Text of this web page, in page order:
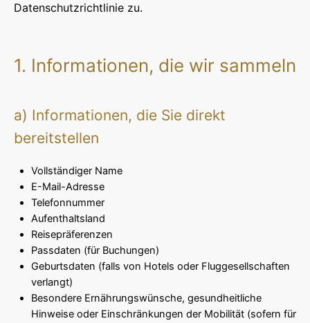
Datenschutzrichtlinie zu.
1. Informationen, die wir sammeln
a) Informationen, die Sie direkt
bereitstellen
Vollständiger Name
E-Mail-Adresse
Telefonnummer
Aufenthaltsland
Reisepräferenzen
Passdaten (für Buchungen)
Geburtsdaten (falls von Hotels oder Fluggesellschaften
verlangt)
Besondere Ernährungswünsche, gesundheitliche
Hinweise oder Einschränkungen der Mobilität (sofern für